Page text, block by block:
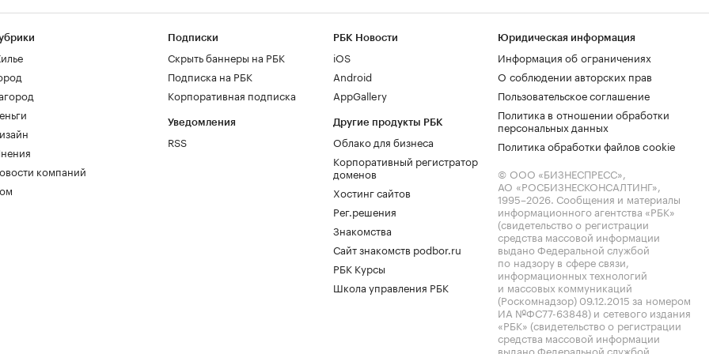
компаний
Подписки
Скрыть баннеры на РБК
Подписка на РБК
Корпоративная подписка
Уведомления
RSS
РБК Новости
iOS
Android
AppGallery
Другие продукты РБК
Облако для бизнеса
Корпоративный регистратор
доменов
Хостинг сайтов
Рег.решения
Знакомства
Сайт знакомств podbor.ru
РБК Курсы
Школа управления РБК
Юридическая информация
Информация об ограничениях
О соблюдении авторских прав
Пользовательское соглашение
Политика в отношении обработки
персональных данных
Политика обработки файлов cookie
© ООО «БИЗНЕСПРЕСС»,
АО «РОСБИЗНЕСКОНСАЛТИНГ»,
1995–2026. Сообщения и материалы
информационного агентства «РБК»
(свидетельство о регистрации
средства массовой информации
выдано Федеральной службой
по надзору в сфере связи,
информационных технологий
и массовых коммуникаций
(Роскомнадзор) 09.12.2015 за номером
ИА №ФС77-63848) и сетевого издания
«РБК» (свидетельство о регистрации
средства массовой информации
выдано Федеральной службой